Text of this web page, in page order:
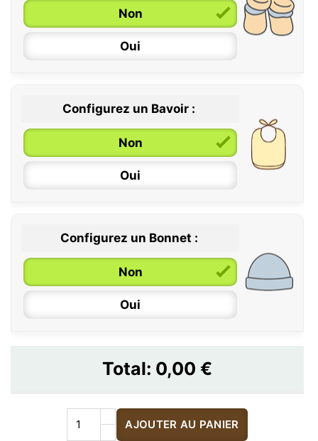
6 / 12 mois
12 / 18 mois
Non
Oui
Configurez un Bavoir :
Non
Oui
Configurez un Bonnet :
Non
Oui
Total: 0,00 €
AJOUTER AU PANIER